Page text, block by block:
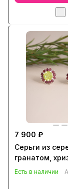
7 900 ₽
Серьги из
гранатом,
Есть в наличии